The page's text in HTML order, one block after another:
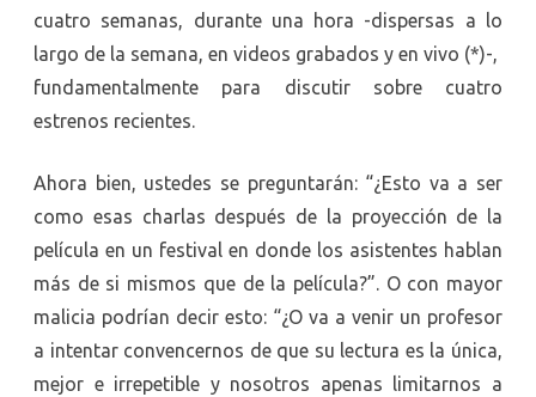
cuatro semanas, durante una hora -dispersas a lo
largo de la semana, en videos grabados y en vivo (*)-,
fundamentalmente para discutir sobre cuatro
estrenos recientes.
Ahora bien, ustedes se preguntarán: “¿Esto va a ser
como esas charlas después de la proyección de la
película en un festival en donde los asistentes hablan
más de si mismos que de la película?”. O con mayor
malicia podrían decir esto: “¿O va a venir un profesor
a intentar convencernos de que su lectura es la única,
mejor e irrepetible y nosotros apenas limitarnos a